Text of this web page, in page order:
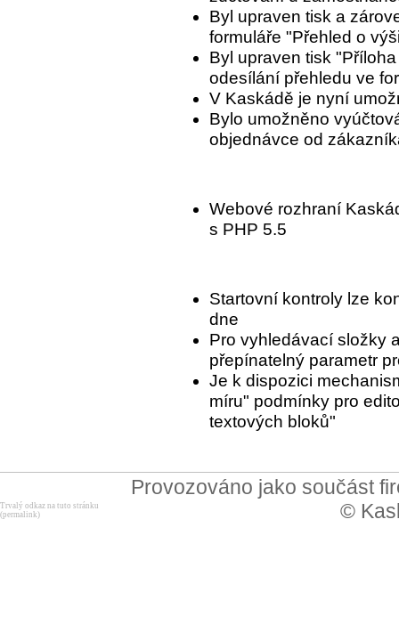
Byl upraven tisk a
formuláře "Přehled o
Byl upraven tisk
odesílání přehledu ve
V Kaskádě je nyní
Bylo umožněno
objednávce od
Webové rozhraní
s PHP 5.5
Startovní kontroly lze
dne
Pro vyhledávací složky
přepínatelný parametr
Je k dispozici
míru" podmínky pro
textových bloků"
Provozováno jako součást
©
Trvalý odkaz na tuto stránku
(permalink)